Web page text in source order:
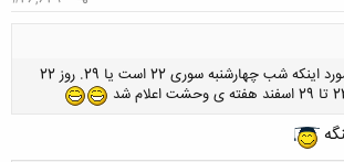
در پی اختلاف نظر در مورد اینکه شب چهارشنبه سوری 22 است یا 29. روز 22